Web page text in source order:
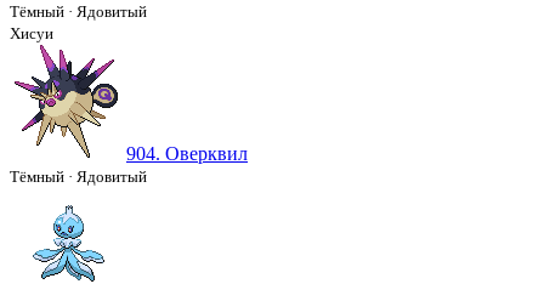
Тёмный · Ядовитый
Хисуи
904. Оверквил
Тёмный · Ядовитый